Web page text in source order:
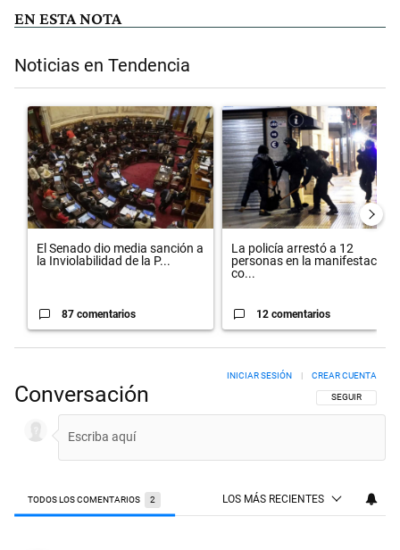
EN ESTA NOTA
Noticias en Tendencia
Un artículo de tendencia con el título "El Senado dio media sanción
El Senado dio media sanción a
la Inviolabilidad de la P...
87 comentarios
Un artículo de tendencia con el
La policía arrestó a 12
personas en la manifestación
co...
12 comentarios
Conversación SIGA ESTA
SEGUIR
INICIAR SESIÓN | CREAR CUENTA
TODOS LOS COMENTARIOS 2 LOS MÁS RECIENTES